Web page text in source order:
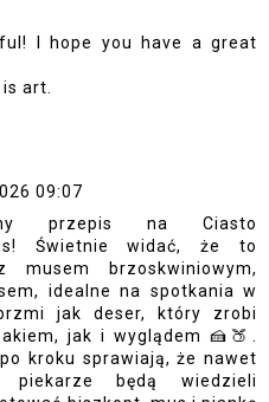
I hope you have a great
art.
09:07
przepis na Ciasto
Świetnie widać, że to
brzoskwiniowym,
idealne na spotkania w
jak deser, który zrobi
jak i wyglądem 🍰🍑.
kroku sprawiają, że nawet
piekarze będą wiedzieli